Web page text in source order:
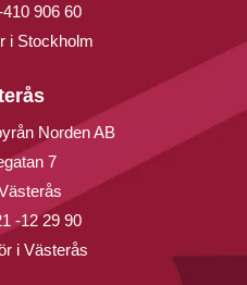
906 60
i Stockholm
Norden AB
7
-12 29 90
i Västerås